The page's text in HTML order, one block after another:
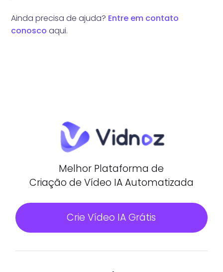
Ainda precisa de ajuda? Entre em contato
conosco aqui.
Melhor Plataforma de
Criação de Vídeo IA Automatizada
Crie Vídeo IA Grátis